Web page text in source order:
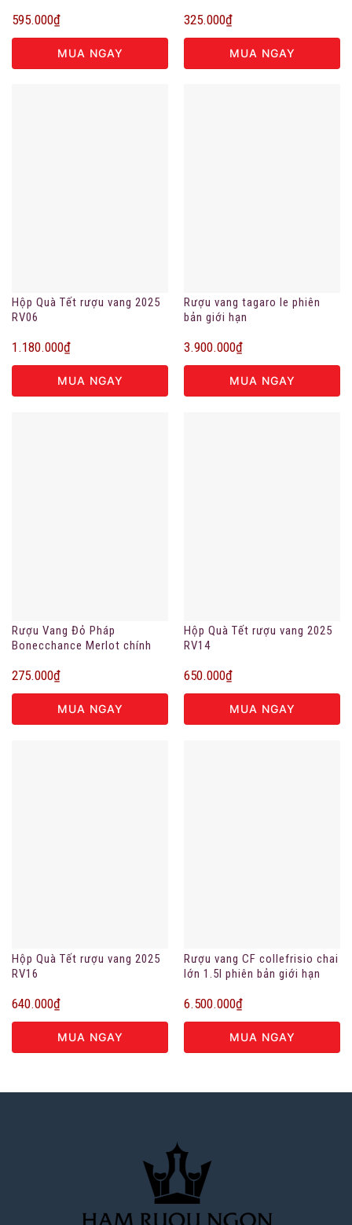
595.000₫
MUA NGAY
325.000₫
MUA NGAY
Hộp Quà Tết rượu vang 2025
RV06
1.180.000₫
MUA NGAY
Rượu vang tagaro le phiên
bản giới hạn
3.900.000₫
MUA NGAY
Rượu Vang Đỏ Pháp
Bonecchance Merlot chính
275.000₫
MUA NGAY
Hộp Quà Tết rượu vang 2025
RV14
650.000₫
MUA NGAY
Hộp Quà Tết rượu vang 2025
RV16
640.000₫
MUA NGAY
Rượu vang CF collefrisio chai
lớn 1.5l phiên bản giới hạn
6.500.000₫
MUA NGAY